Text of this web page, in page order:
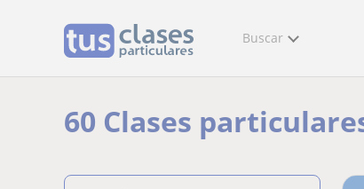
Buscar
60 Clases